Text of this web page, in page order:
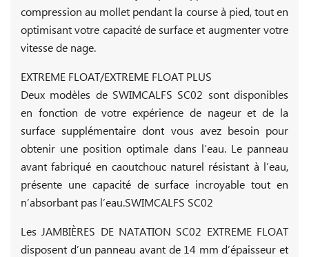
compression au mollet pendant la course à pied, tout en
optimisant votre capacité de surface et augmenter votre
vitesse de nage.
EXTREME FLOAT/EXTREME FLOAT PLUS
Deux modèles de SWIMCALFS SC02 sont disponibles
en fonction de votre expérience de nageur et de la
surface supplémentaire dont vous avez besoin pour
obtenir une position optimale dans l’eau. Le panneau
avant fabriqué en caoutchouc naturel résistant à l’eau,
présente une capacité de surface incroyable tout en
n’absorbant pas l’eau.SWIMCALFS SC02
Les JAMBIÈRES DE NATATION SC02 EXTREME FLOAT
disposent d’un panneau avant de 14 mm d’épaisseur et